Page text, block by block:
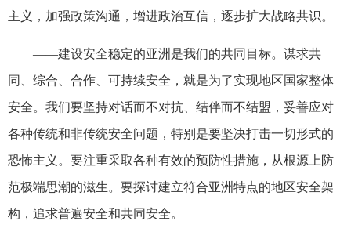
主义，加强政策沟通，增进政治互信，逐步扩大战略共识。
——建设安全稳定的亚洲是我们的共同目标。谋求共
同、综合、合作、可持续安全，就是为了实现地区国家整体
安全。我们要坚持对话而不对抗、结伴而不结盟，妥善应对
各种传统和非传统安全问题，特别是要坚决打击一切形式的
恐怖主义。要注重采取各种有效的预防性措施，从根源上防
范极端思潮的滋生。要探讨建立符合亚洲特点的地区安全架
构，追求普遍安全和共同安全。